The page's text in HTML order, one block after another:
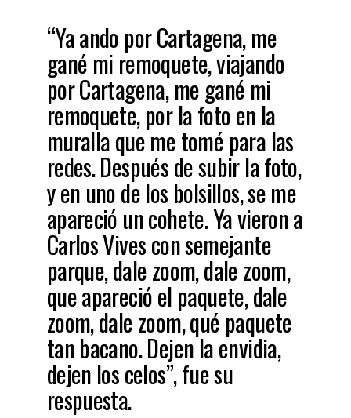
“Ya ando por Cartagena, me
gané mi remoquete, viajando
por Cartagena, me gané mi
remoquete, por la foto en la
muralla que me tomé para las
redes. Después de subir la foto,
y en uno de los bolsillos, se me
apareció un cohete. Ya vieron a
Carlos Vives con semejante
parque, dale zoom, dale zoom,
que apareció el paquete, dale
zoom, dale zoom, qué paquete
tan bacano. Dejen la envidia,
dejen los celos”, fue su
respuesta.